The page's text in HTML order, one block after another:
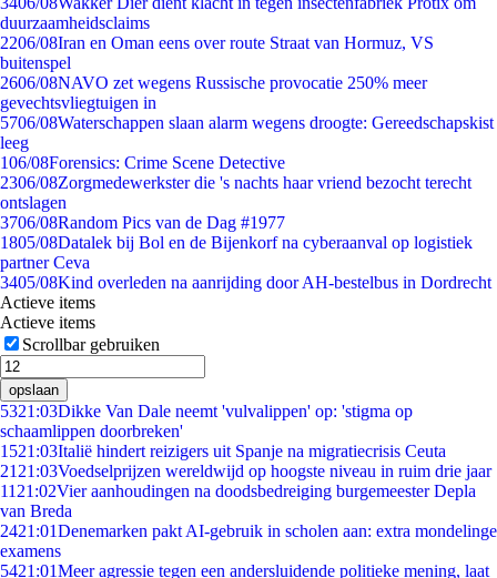
duurzaamheidsclaims
2206/08Iran en Oman eens over route Straat van Hormuz, VS
buitenspel
2606/08NAVO zet wegens Russische provocatie 250% meer
gevechtsvliegtuigen in
5706/08Waterschappen slaan alarm wegens droogte: Gereedschapskist
leeg
106/08Forensics: Crime Scene Detective
2306/08Zorgmedewerkster die 's nachts haar vriend bezocht terecht
ontslagen
3706/08Random Pics van de Dag #1977
1805/08Datalek bij Bol en de Bijenkorf na cyberaanval op logistiek
partner Ceva
3405/08Kind overleden na aanrijding door AH-bestelbus in Dordrecht
Actieve items
Actieve items
Scrollbar gebruiken
opslaan
5321:03Dikke Van Dale neemt 'vulvalippen' op: 'stigma op
schaamlippen doorbreken'
1521:03Italië hindert reizigers uit Spanje na migratiecrisis Ceuta
21 21:03Voedselprijzen wereldwijd op hoogste niveau in ruim drie jaar
11 21:02Vier aanhoudingen na doodsbedreiging burgemeester Depla
van Breda
2421:01Denemarken pakt AI-gebruik in scholen aan: extra mondelinge
examens
5421:01Meer agressie tegen een andersluidende politieke mening, laat